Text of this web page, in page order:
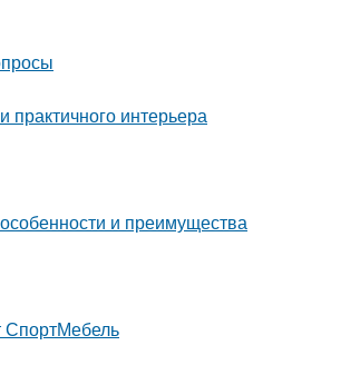
практичного интерьера
и преимущества
СпортМебель